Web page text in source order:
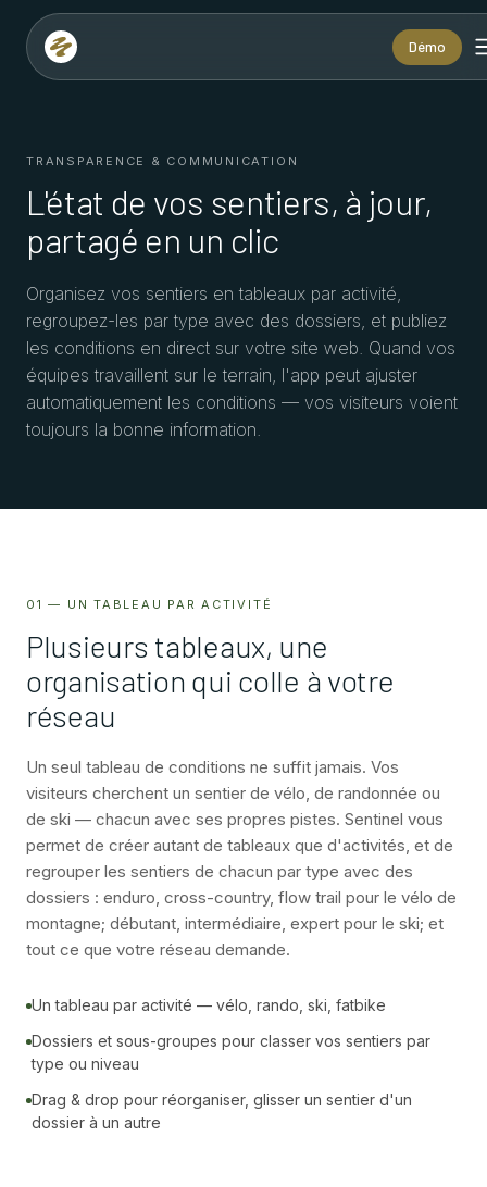
Démo
TRANSPARENCE & COMMUNICATION
L'état de vos sentiers, à jour,
partagé en un clic
Organisez vos sentiers en tableaux par activité,
regroupez-les par type avec des dossiers, et publiez
les conditions en direct sur votre site web. Quand vos
équipes travaillent sur le terrain, l'app peut ajuster
automatiquement les conditions — vos visiteurs voient
toujours la bonne information.
01 — UN TABLEAU PAR ACTIVITÉ
Plusieurs tableaux, une
organisation qui colle à votre
réseau
Un seul tableau de conditions ne suffit jamais. Vos
visiteurs cherchent un sentier de vélo, de randonnée ou
de ski — chacun avec ses propres pistes. Sentinel vous
permet de créer autant de tableaux que d'activités, et de
regrouper les sentiers de chacun par type avec des
dossiers : enduro, cross-country, flow trail pour le vélo de
montagne; débutant, intermédiaire, expert pour le ski; et
tout ce que votre réseau demande.
Un tableau par activité — vélo, rando, ski, fatbike
Dossiers et sous-groupes pour classer vos sentiers par
type ou niveau
Drag & drop pour réorganiser, glisser un sentier d'un
dossier à un autre